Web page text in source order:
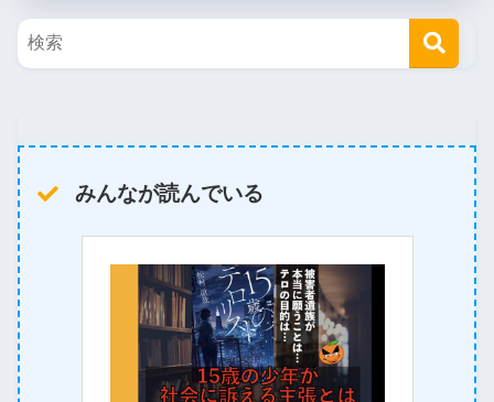
みんなが読んでいる